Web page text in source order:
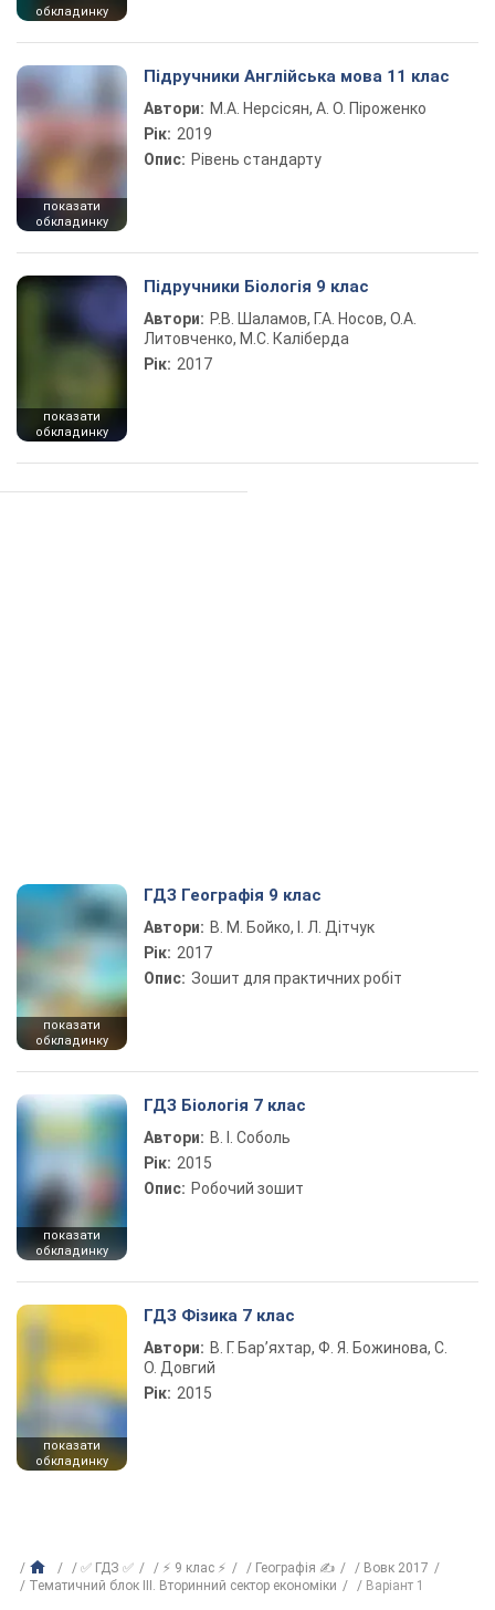
обкладинку
показати
обкладинку
Підручники Англійська мова 11 клас
Автори: М.А. Нерсісян, А. О. Піроженко
Рік: 2019
Опис: Рівень стандарту
показати
обкладинку
Підручники Біологія 9 клас
Автори: Р.В. Шаламов, Г.А. Носов, О.А.
Литовченко, М.С. Каліберда
Рік: 2017
показати
обкладинку
ГДЗ Географія 9 клас
Автори: В. М. Бойко, І. Л. Дітчук
Рік: 2017
Опис: Зошит для практичних робіт
показати
обкладинку
ГДЗ Біологія 7 клас
Автори: В. І. Соболь
Рік: 2015
Опис: Робочий зошит
показати
обкладинку
ГДЗ Фізика 7 клас
Автори: В. Г. Бар’яхтар, Ф. Я. Божинова, С.
О. Довгий
Рік: 2015
✅ ГДЗ ✅ ⚡ 9 клас ⚡ Географія ✍
Вовк 2017
Тематичний блок III. Вторинний сектор економіки
Варіант 1